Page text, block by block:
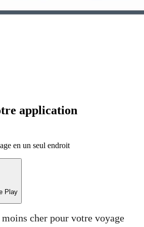
application
en un seul endroit
Play
cher pour votre voyage